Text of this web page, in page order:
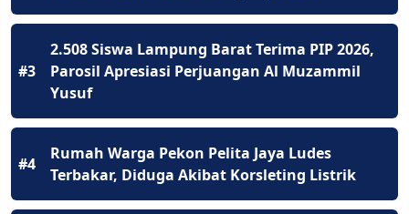
#3
2.508 Siswa Lampung Barat Terima PIP 2026,
Parosil Apresiasi Perjuangan Al Muzammil
Yusuf
#4
Rumah Warga Pekon Pelita Jaya Ludes
Terbakar, Diduga Akibat Korsleting Listrik